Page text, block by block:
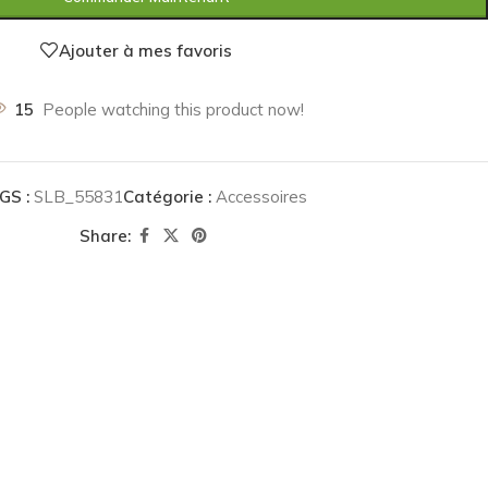
Ajouter à mes favoris
15 People watching this product now!
: SLB_55831Catégorie : Accessoires
Share: